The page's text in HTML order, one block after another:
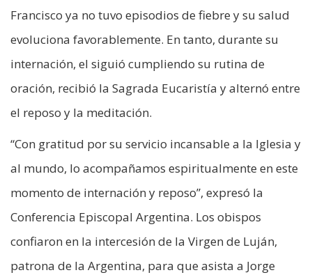
Francisco ya no tuvo episodios de fiebre y su salud
evoluciona favorablemente. En tanto, durante su
internación, el siguió cumpliendo su rutina de
oración, recibió la Sagrada Eucaristía y alternó entre
el reposo y la meditación.
“Con gratitud por su servicio incansable a la Iglesia y
al mundo, lo acompañamos espiritualmente en este
momento de internación y reposo”, expresó la
Conferencia Episcopal Argentina. Los obispos
confiaron en la intercesión de la Virgen de Luján,
patrona de la Argentina, para que asista a Jorge